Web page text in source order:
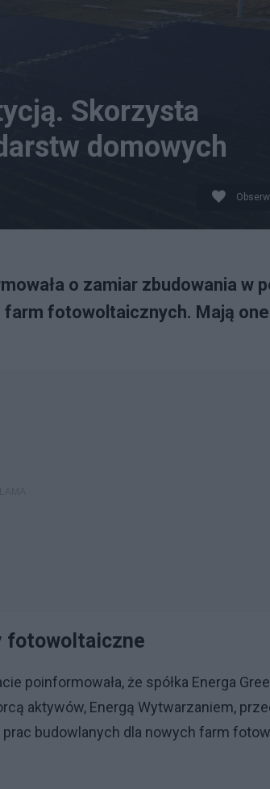
Skorzysta
domowych
o zamiar zbudowania w
fotowoltaicznych. Mają
fotowoltaiczne
poinformowała, że spółka Energa
aktywów, Energą Wytwarzaniem,
budowlanych dla nowych farm